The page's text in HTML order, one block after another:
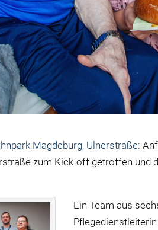
Magdeburg, Ulnerstraße:
zum Kick-off getroffen und
Ein Team aus